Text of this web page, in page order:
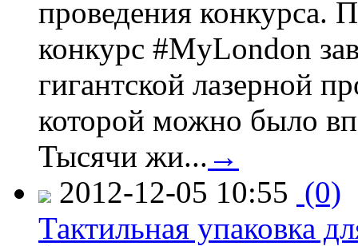
проведения конкурса.
конкурс #MyLondon
гигантской лазерной
которой можно было
Тысячи жи... →
2012-12-05 10:55 (0)
Тактильная упаковка